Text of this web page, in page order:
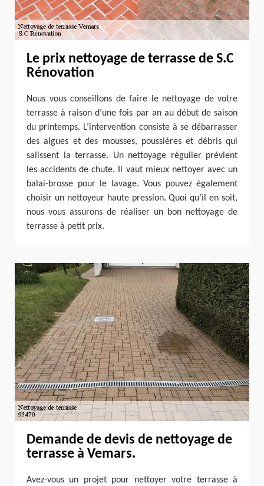
Le prix nettoyage de terrasse de S.C
Rénovation
Nous vous conseillons de faire le nettoyage de votre
terrasse à raison d’une fois par an au début de saison
du printemps. L’intervention consiste à se débarrasser
des algues et des mousses, poussières et débris qui
salissent la terrasse. Un nettoyage régulier prévient
les accidents de chute. Il vaut mieux nettoyer avec un
balai-brosse pour le lavage. Vous pouvez également
choisir un nettoyeur haute pression. Quoi qu’il en soit,
nous vous assurons de réaliser un bon nettoyage de
terrasse à petit prix.
Demande de devis de nettoyage de
terrasse à Vemars.
Avez-vous un projet pour nettoyer votre terrasse à